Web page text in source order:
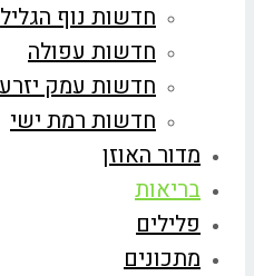
חדשות נוף הגליל
חדשות עפולה
חדשות עמק
חדשות רמת ישי
מדור האוזן
בריאות
פלילים
מתכונים